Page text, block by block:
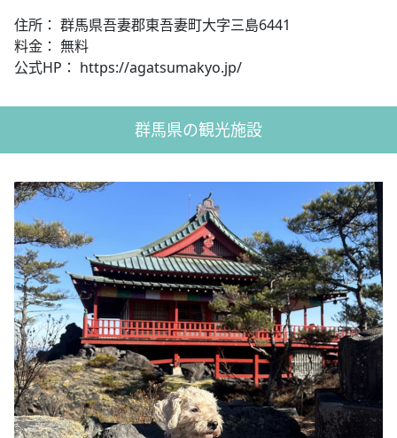
住所： 群馬県吾妻郡東吾妻町大字三島6441
料金： 無料
公式HP： https://agatsumakyo.jp/
群馬県の観光施設